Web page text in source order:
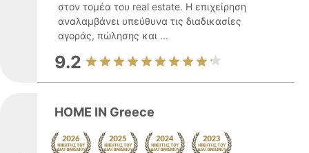
στον τομέα του real estate. Η επιχείρηση
αναλαμβάνει υπεύθυνα τις διαδικασίες
αγοράς, πώλησης και ...
9.2
HOME IN Greece